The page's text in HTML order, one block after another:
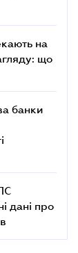
на
що
банки
дані про